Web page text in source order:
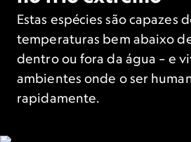
Estas espécies são capazes
temperaturas bem abaixo
dentro ou fora da água – e
ambientes onde o ser
rapidamente.